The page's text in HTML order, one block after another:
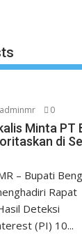
adminmr 0
Minta PT
di
– Bupati
Rapat
Deteksi
(PI) 10...